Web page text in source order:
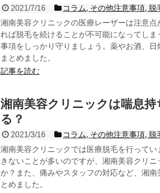
2021/7/16 コラム, その他注意事項, 脱
湘南美容クリニックの医療レーザーは注意
れば脱毛を続けることが不可能になってし
事項をしっかり守りましょう。薬やお酒、日
まとめました。
記事を読む
湘南美容クリニックは喘息持
る？
2021/3/16 コラム, その他注意事項, 脱
湘南美容クリニックでは医療脱毛を行って
きないことが多いのですが、湘南美容クリニ
か？また、痛みやスタッフの対応など、湘南
とめました。